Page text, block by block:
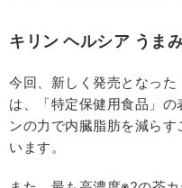
キリン ヘルシア うま
今回、新しく発売となった
は、「特定保健用食品」
ンの力で内臓脂肪を減ら
います。